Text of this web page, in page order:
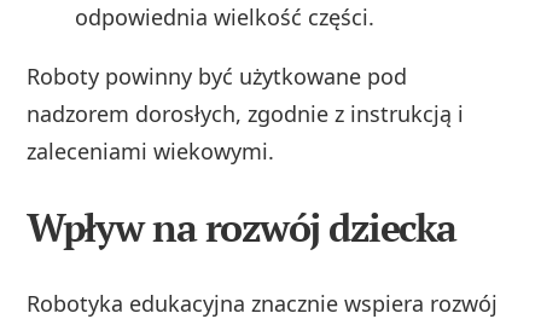
odpowiednia wielkość części.
Roboty powinny być użytkowane pod
nadzorem dorosłych, zgodnie z instrukcją i
zaleceniami wiekowymi.
Wpływ na rozwój dziecka
Robotyka edukacyjna znacznie wspiera rozwój